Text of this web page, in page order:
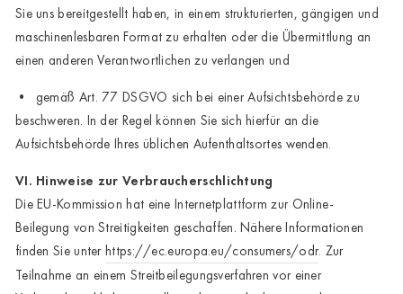
Sie uns bereitgestellt haben, in einem strukturierten, gängigen und
maschinenlesbaren Format zu erhalten oder die Übermittlung an
einen anderen Verantwortlichen zu verlangen und
• gemäß Art. 77 DSGVO sich bei einer Aufsichtsbehörde zu
beschweren. In der Regel können Sie sich hierfür an die
Aufsichtsbehörde Ihres üblichen Aufenthaltsortes wenden.
VI. Hinweise zur Verbraucherschlichtung
Die EU-Kommission hat eine Internetplattform zur Online-
Beilegung von Streitigkeiten geschaffen. Nähere Informationen
finden Sie unter https://ec.europa.eu/consumers/odr. Zur
Teilnahme an einem Streitbeilegungsverfahren vor einer